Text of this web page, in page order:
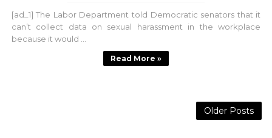
[ad_1] The Labor Department told Democratic senators that it
can’t collect data on sexual harassment in the workplace
because it would ...
Read More »
Older Posts